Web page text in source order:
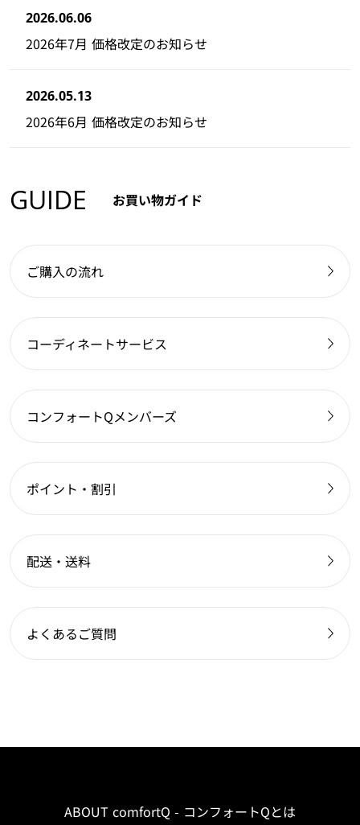
2026.06.06
2026年7月 価格改定のお知らせ
2026.05.13
2026年6月 価格改定のお知らせ
GUIDE お買い物ガイド
ご購入の流れ
コーディネートサービス
コンフォートQメンバーズ
ポイント・割引
配送・送料
よくあるご質問
ABOUT comfortQ - コンフォートQとは